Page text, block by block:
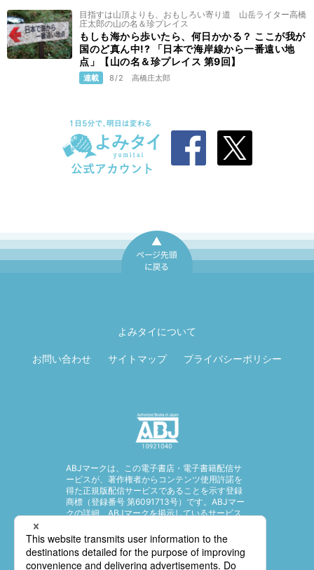
目指すは山頂よりも、おもしろい寄り道 山岳ライター高橋
庄太郎の山の名＆珍プレイス
もしも海から歩いたら、何日かかる？ ここが我が
国のど真ん中!? 「日本で海岸線から一番遠い地
点」【山の名＆珍プレイス 第9回】
連載 8/2 高橋庄太郎
よみタイについて
お問い合わせ サイトマップ プライバシーポリシー
ABJマークは、この電子書店・電子書籍配信サ
ービスが、著作権者からコンテンツ使用許諾を
得た正規版配信サービスであることを示す登録
商標（登録番号 第6091713号）です。ABJマー
クの詳細、ABJマークを掲示しているサービス